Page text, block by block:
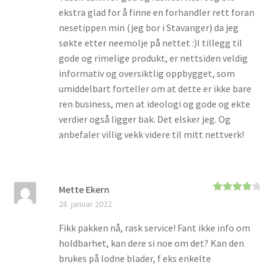
ekstra glad for å finne en forhandler rett foran
nesetippen min (jeg bor i Stavanger) da jeg
søkte etter neemolje på nettet :)I tillegg til
gode og rimelige produkt, er nettsiden veldig
informativ og oversiktlig oppbygget, som
umiddelbart forteller om at dette er ikke bare
ren business, men at ideologi og gode og ekte
verdier også ligger bak. Det elsker jeg. Og
anbefaler villig vekk videre til mitt nettverk!
Mette Ekern
28. januar 2022
Fikk pakken nå, rask service! Fant ikke info om
holdbarhet, kan dere si noe om det? Kan den
brukes på lodne blader, f eks enkelte